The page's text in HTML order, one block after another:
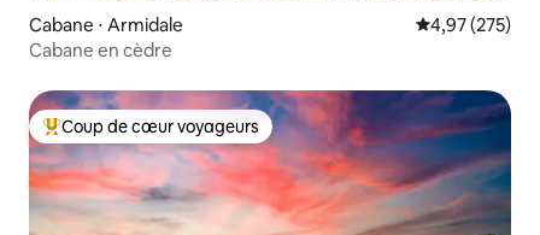
Cabane ⋅ Armidale Évaluation
4,97 (275)
Cabane en cèdre
Coups de cœur voyageurs les plus appréciés
Coup de cœur voyageurs